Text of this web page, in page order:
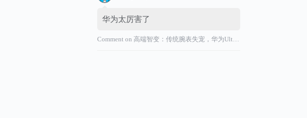
华为太厉害了
Comment on高端智变：传统腕表失宠，华为Ultimate系列“价值超车”